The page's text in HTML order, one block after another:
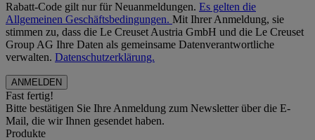
Rabatt-Code gilt nur für Neuanmeldungen. Es gelten die
Allgemeinen Geschäftsbedingungen. Mit Ihrer Anmeldung, sie
stimmen zu, dass die Le Creuset Austria GmbH und die Le Creuset
Group AG Ihre Daten als gemeinsame Datenverantwortliche
verwalten. Datenschutzerklärung.
Fast fertig!
Bitte bestätigen Sie Ihre Anmeldung zum Newsletter über die E-
Mail, die wir Ihnen gesendet haben.
Produkte